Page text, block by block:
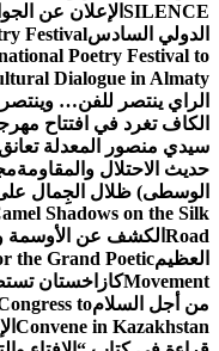
SILENCE الإعلان عن
الدولي السادسFestival
Poetry Festival to
Dialogue in Almaty
الراي ينتصر للفن…
الكاف تغرد في افتتاح
سيدي منصور المعدلة
حديث الاحتلال والمقاومة
الوسطى) ظلال الجِمال
Shadows on the Silk
Road الكشف عن الأوسمة
العظيمthe Grand Poetic
Movementكازاخستان
من أجل السلامto
Convene in Kazakhstan